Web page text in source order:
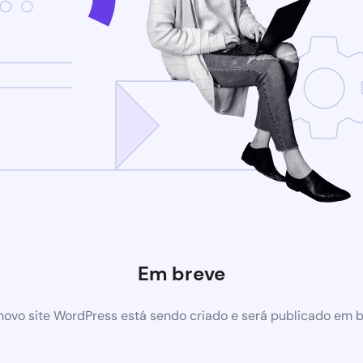
Em breve
site WordPress está sendo criado e será publicado em